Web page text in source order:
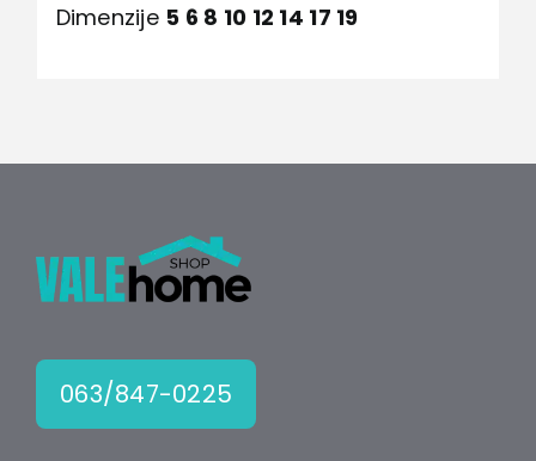
Dimenzije 5 6 8 10 12 14 17 19
063/847-0225